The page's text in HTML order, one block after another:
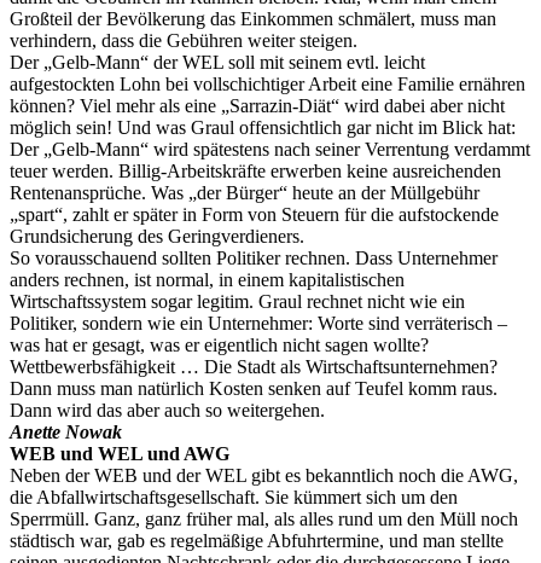
Großteil der Bevölkerung das Einkommen schmälert, muss man
verhindern, dass die Gebühren weiter steigen.
Der „Gelb-Mann“ der WEL soll mit seinem evtl. leicht
aufgestockten Lohn bei vollschichtiger Arbeit eine Familie ernähren
können? Viel mehr als eine „Sarrazin-Diät“ wird dabei aber nicht
möglich sein! Und was Graul offensichtlich gar nicht im Blick hat:
Der „Gelb-Mann“ wird spätestens nach seiner Verrentung verdammt
teuer werden. Billig-Arbeitskräfte erwerben keine ausreichenden
Rentenansprüche. Was „der Bürger“ heute an der Müllgebühr
„spart“, zahlt er später in Form von Steuern für die aufstockende
Grundsicherung des Geringverdieners.
So vorausschauend sollten Politiker rechnen. Dass Unternehmer
anders rechnen, ist normal, in einem kapitalistischen
Wirtschaftssystem sogar legitim. Graul rechnet nicht wie ein
Politiker, sondern wie ein Unternehmer: Worte sind verräterisch –
was hat er gesagt, was er eigentlich nicht sagen wollte?
Wettbewerbsfähigkeit … Die Stadt als Wirtschaftsunternehmen?
Dann muss man natürlich Kosten senken auf Teufel komm raus.
Dann wird das aber auch so weitergehen.
Anette Nowak
WEB und WEL und AWG
Neben der WEB und der WEL gibt es bekanntlich noch die AWG,
die Abfallwirtschaftsgesellschaft. Sie kümmert sich um den
Sperrmüll. Ganz, ganz früher mal, als alles rund um den Müll noch
städtisch war, gab es regelmäßige Abfuhrtermine, und man stellte